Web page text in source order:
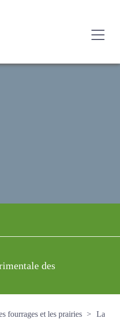
des
les fourrages et les prairies